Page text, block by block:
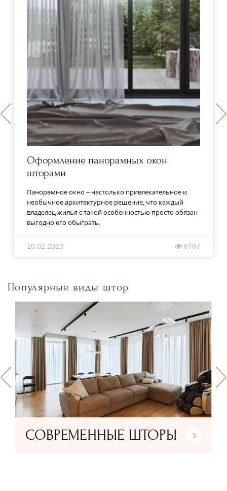
Оформление панорамных окон
шторами
Панорамное окно – настолько привлекательное и
необычное архитектурное решение, что каждый
владелец жилья с такой особенностью просто обязан
выгодно его обыграть.
20.02.2023 6167
Популярные виды штор
СОВРЕМЕННЫЕ ШТОРЫ